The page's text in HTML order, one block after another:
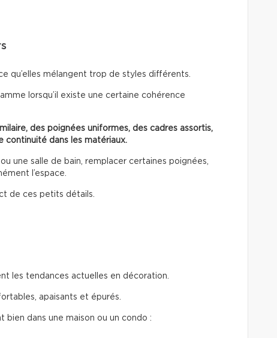
qu’elles mélangent trop de styles différents.
lorsqu’il existe une certaine cohérence
des poignées uniformes, des cadres assortis,
continuité dans les matériaux.
une salle de bain, remplacer certaines poignées,
l’espace.
de ces petits détails.
les tendances actuelles en décoration.
apaisants et épurés.
dans une maison ou un condo :